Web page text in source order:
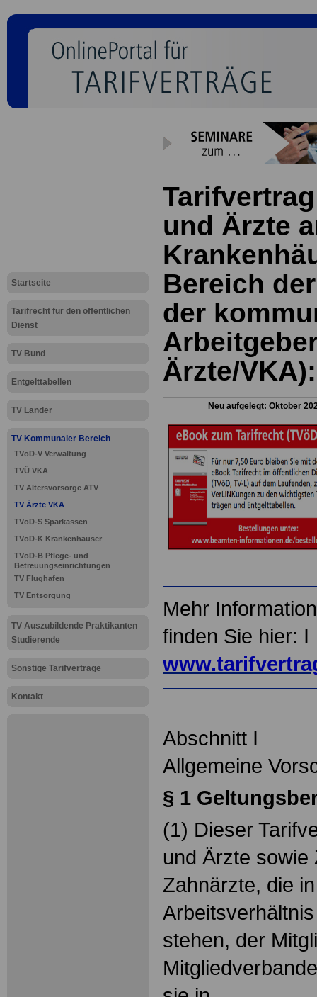
Startseite
Tarifrecht für den öffentlichen
Dienst
TV Bund
Entgelttabellen
TV Länder
TV Kommunaler Bereich
TVöD-V Verwaltung
TVÜ VKA
TV Altersvorsorge ATV
TV Ärzte VKA
TVöD-S Sparkassen
TVöD-K Krankenhäuser
TVöD-B Pflege- und
Betreuungseinrichtungen
TV Flughafen
TV Entsorgung
TV Auszubildende Praktikanten
Studierende
Sonstige Tarifverträge
Kontakt
und Ärzte
Bereich
der
Ärzte/
Neu aufgelegt: Oktober
Mehr
finden Sie hier: I
Abschnitt I
Allgemeine
§ 1
(1) Dieser
und Ärzte sowie
Zahnärzte, die
stehen, der